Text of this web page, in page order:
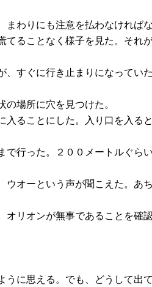
わりにも注意を払わなければな
ることなく様子を見た。それ
、すぐに行き止まりになってい
場所に穴を見つけた。
ることにした。入り口を入る
で行った。２００メートルぐら
ウオーという声が聞こえた。あ
リオンが無事であることを確
うに思える。でも、どうして